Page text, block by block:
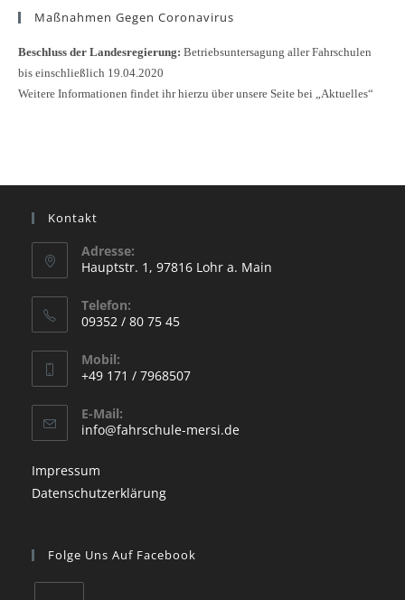
Maßnahmen Gegen Coronavirus
Beschluss der Landesregierung: Betriebsuntersagung aller Fahrschulen
bis einschließlich 19.04.2020
Weitere Informationen findet ihr hierzu über unsere Seite bei „Aktuelles“
Kontakt
Adresse:
Hauptstr. 1, 97816 Lohr a. Main
in
a
new
tab
Telefon:
09352 / 80 75 45
in
your
application
Mobil:
+49 171 / 7968507
in
your
E-Mail:
info@fahrschule-mersi.deOpens
Impressum
Datenschutzerklärung
Folge Uns Auf Facebook